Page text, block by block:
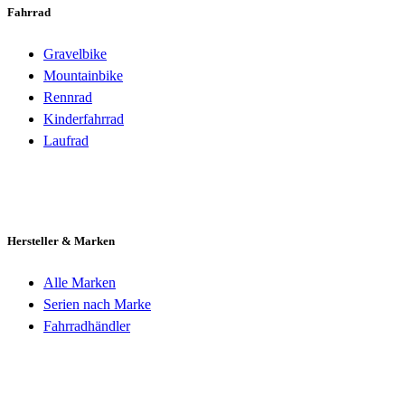
Fahrrad
Gravelbike
Mountainbike
Rennrad
Kinderfahrrad
Laufrad
Hersteller & Marken
Alle Marken
Serien nach Marke
Fahrradhändler